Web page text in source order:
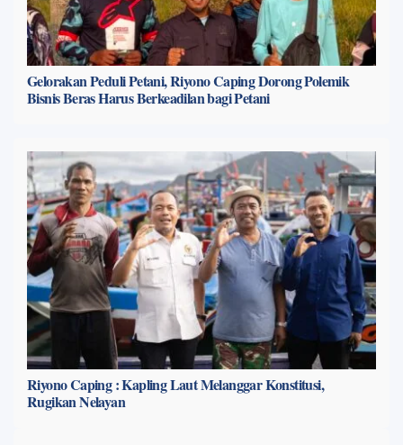
Gelorakan Peduli Petani, Riyono Caping Dorong Polemik
Bisnis Beras Harus Berkeadilan bagi Petani
Riyono Caping : Kapling Laut Melanggar Konstitusi,
Rugikan Nelayan